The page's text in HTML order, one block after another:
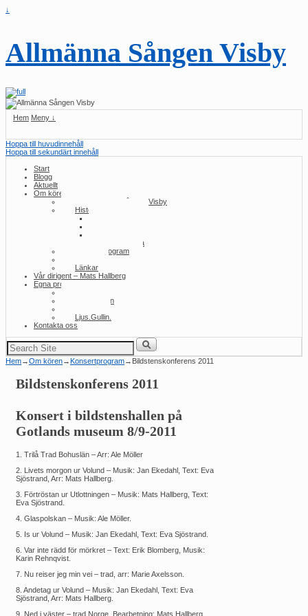
↓
Allmänna Sången Visby
Hem Meny ↓
Hoppa till huvudinnehåll
Hoppa till sekundärt innehåll
Start
Blogg
Aktuellt
Om kören
Om Allmänna Sången Visby
Historia/konserter
Tidig historia
Konsertprogram
Länkar
Vår dirigent – Mats Hallberg
Egna produktioner
Utlottningen
Ljus.Gullin.
Kontakta oss
Sök
efter:
Hem→Om kören→Konsertprogram→ Bildstenskonferens 2011
Bildstenskonferens 2011
Konsert i bildstenshallen på
Gotlands museum 8/9-2011
1. Trilå Trad Bohuslän – Arr: Ale Möller
2. Livets morgon ur Volund – Musik: Jan Ekedahl, Text: Eva
Sjöstrand, Arr: Mats Hallberg.
3. Förtröstan ur Utlottningen – Musik: Mats Hallberg, Text:
Eva Sjöstrand.
4. Glaspolskan – Musik: Ale Möller.
5. Is ur Volund – Musik: Jan Ekedahl, Text: Eva Sjöstrand.
6. Var inte rädd för mörkret – Text: Erik Blomberg, Musik:
Karin Rehnqvist.
7. Nu reiser jeg min vei – trad, arr: Marie Axelsson.
8. Andetag ur Volund – Musik: Jan Ekedahl, Text: Eva
Sjöstrand, Arr: Mats Hallberg.
9. Ned i väster – trad Norge, Bearbetning: Mats Hallberg